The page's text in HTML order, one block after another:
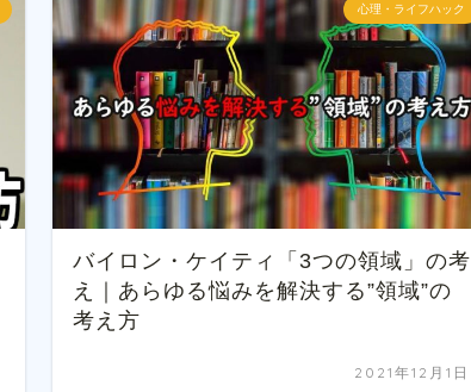
心理・ライフハック
バイロン・ケイティ「3つの領域」の考
え｜あらゆる悩みを解決する”領域”の
考え方
2021年12月1日